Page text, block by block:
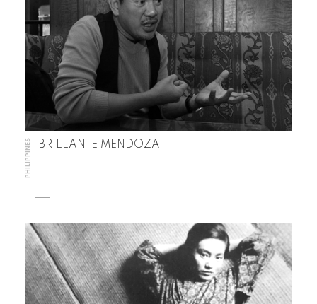
PHILIPPINES BRILLANTE MENDOZA